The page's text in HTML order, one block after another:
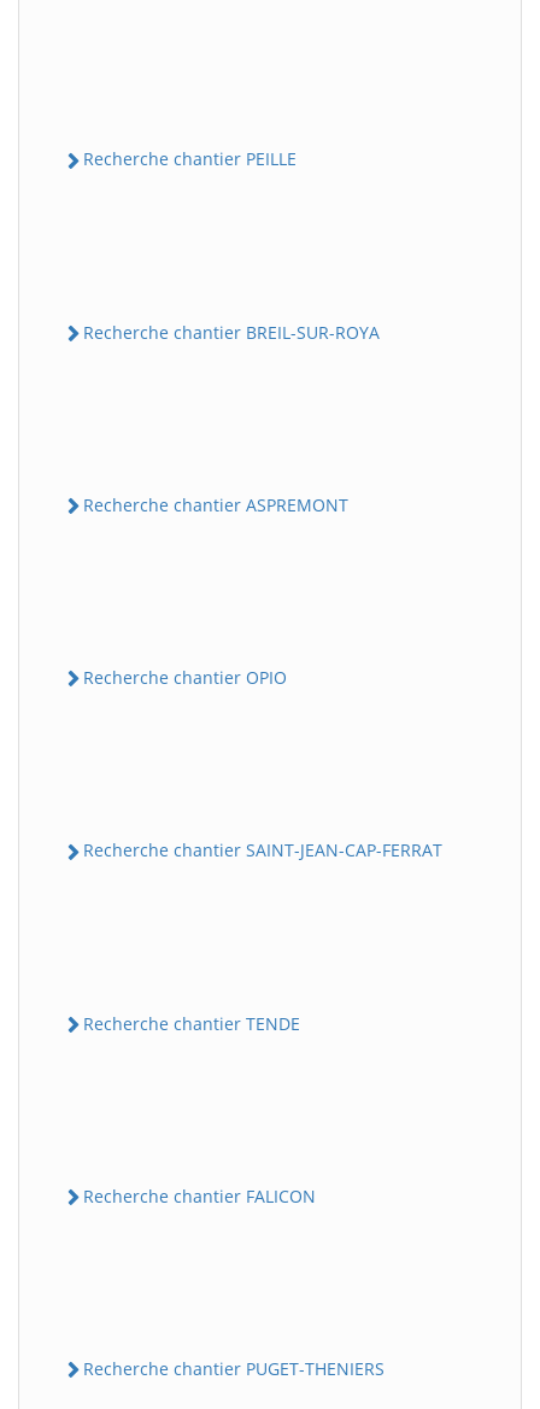
Recherche chantier PEILLE
Recherche chantier BREIL-SUR-ROYA
Recherche chantier ASPREMONT
Recherche chantier OPIO
Recherche chantier SAINT-JEAN-CAP-FERRAT
Recherche chantier TENDE
Recherche chantier FALICON
Recherche chantier PUGET-THENIERS